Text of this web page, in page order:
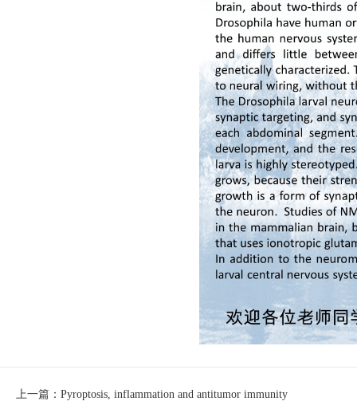
上一篇：Pyroptosis, inflammation and antitumor immunity